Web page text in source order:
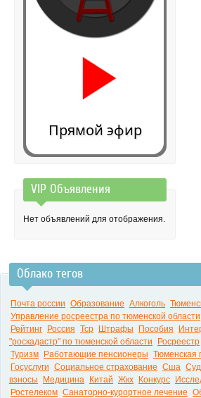
0:00
Прямой эфир
VIP Объявления
Нет объявлений для отображения.
Облако тегов
Почта россии Образование Алкоголь
Управление росреестра по тюменской области
Рейтинг
Россия Тср Штрафы Пособия
"роскадастр" по тюменской области
Росреестр
Туризм
Работающие пенсионеры Тюменская
Госуслуги Социальное страхование Сша Суд
взносы
Медицина Китай Жкх Конкурс
Ростелеком Санаторно-курортное лечение